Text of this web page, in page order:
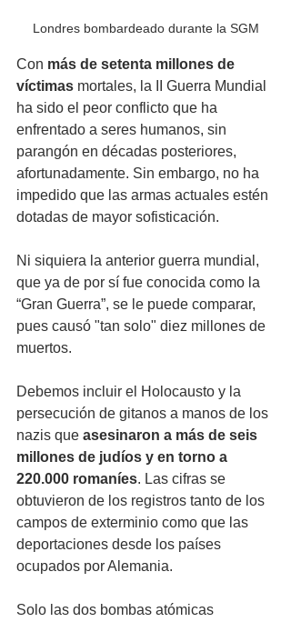
Londres bombardeado durante la SGM
Con más de setenta millones de
víctimas mortales, la II Guerra Mundial
ha sido el peor conflicto que ha
enfrentado a seres humanos, sin
parangón en décadas posteriores,
afortunadamente. Sin embargo, no ha
impedido que las armas actuales estén
dotadas de mayor sofisticación.
Ni siquiera la anterior guerra mundial,
que ya de por sí fue conocida como la
“Gran Guerra”, se le puede comparar,
pues causó "tan solo" diez millones de
muertos.
Debemos incluir el Holocausto y la
persecución de gitanos a manos de los
nazis que asesinaron a más de seis
millones de judíos y en torno a
220.000 romaníes. Las cifras se
obtuvieron de los registros tanto de los
campos de exterminio como que las
deportaciones desde los países
ocupados por Alemania.
Solo las dos bombas atómicas